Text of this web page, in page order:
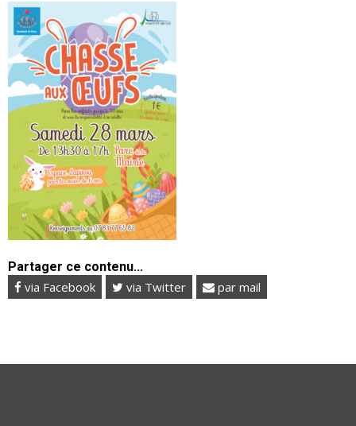
Partager ce contenu...
via Facebook via Twitter par mail